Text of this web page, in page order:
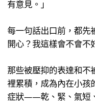
有意見。」
每一句話出口前，都先
開心？我這樣會不會不
那些被壓抑的表達和不
裡累積，成為內在小孩
症狀——乾、緊、氣短